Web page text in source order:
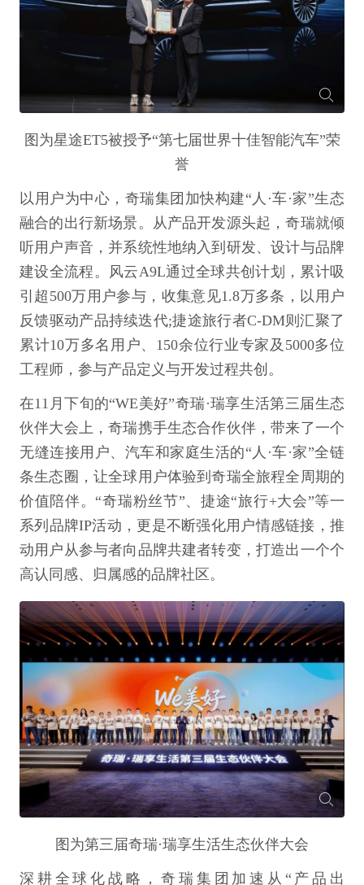
图为星途ET5被授予“第七届世界十佳智能汽车”荣
誉
以用户为中心，奇瑞集团加快构建“人·车·家”生态
融合的出行新场景。从产品开发源头起，奇瑞就倾
听用户声音，并系统性地纳入到研发、设计与品牌
建设全流程。风云A9L通过全球共创计划，累计吸
引超500万用户参与，收集意见1.8万多条，以用户
反馈驱动产品持续迭代;捷途旅行者C-DM则汇聚了
累计10万多名用户、150余位行业专家及5000多位
工程师，参与产品定义与开发过程共创。
在11月下旬的“WE美好”奇瑞·瑞享生活第三届生态
伙伴大会上，奇瑞携手生态合作伙伴，带来了一个
无缝连接用户、汽车和家庭生活的“人·车·家”全链
条生态圈，让全球用户体验到奇瑞全旅程全周期的
价值陪伴。“奇瑞粉丝节”、捷途“旅行+大会”等一
系列品牌IP活动，更是不断强化用户情感链接，推
动用户从参与者向品牌共建者转变，打造出一个个
高认同感、归属感的品牌社区。
图为第三届奇瑞·瑞享生活生态伙伴大会
深耕全球化战略，奇瑞集团加速从“产品出